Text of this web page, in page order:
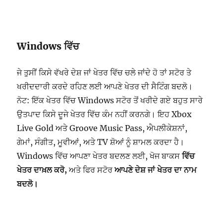
Windows ਵਿੱਚ
ਜੇ ਤੁਸੀਂ ਕਿਸੇ ਵੱਖਰੇ ਦੇਸ਼ ਜਾਂ ਖੇਤਰ ਵਿੱਚ ਚਲੇ ਜਾਂਦੇ ਹੋ ਤਾਂ ਸਟੋਰ ਤੇ
ਖਰੀਦਦਾਰੀ ਕਰਦੇ ਰਹਿਣ ਲਈ ਆਪਣੇ ਖੇਤਰ ਦੀ ਸੈਟਿੰਗ ਬਦਲੋ।
ਨੋਟ: ਇੱਕ ਖੇਤਰ ਵਿੱਚ Windows ਸਟੋਰ ਤੋਂ ਖਰੀਦੇ ਗਏ ਬਹੁਤ ਸਾਰੇ
ਉਤਪਾਦ ਕਿਸੇ ਦੂਜੇ ਖੇਤਰ ਵਿੱਚ ਕੰਮ ਨਹੀਂ ਕਰਨਗੇ। ਇਹ Xbox
Live Gold ਅਤੇ Groove Music Pass, ਐਪਲੀਕੇਸ਼ਨਾਂ,
ਗੇਮਾਂ, ਸੰਗੀਤ, ਮੂਵੀਆਂ, ਅਤੇ TV ਸ਼ੋਆਂ ਨੂੰ ਸ਼ਾਮਲ ਕਰਦਾ ਹੈ।
Windows ਵਿੱਚ ਆਪਣਾ ਖੇਤਰ ਬਦਲਣ ਲਈ, ਖੋਜ ਬਾਕਸਵਿੱਚ
ਖੇਤਰ ਦਾਖ਼ਲ ਕਰੋ, ਅਤੇ ਫਿਰ ਸਟੋਰਆਪਣੇ ਦੇਸ਼ ਜਾਂ ਖੇਤਰ ਦਾ ਨਾਮ
ਬਦਲੋ।